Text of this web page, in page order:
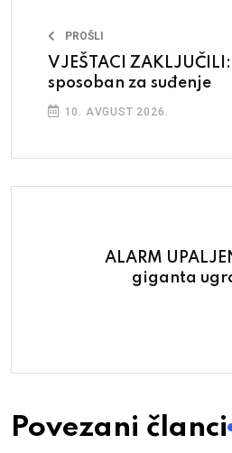
PROŠLI
VJEŠTACI
sposoban za suđenje
10. AVGUST 2026.
ALARM
giganta
Povezani članci